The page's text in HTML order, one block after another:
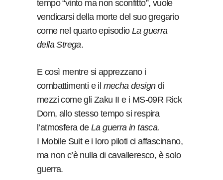
tempo “vinto ma non sconfitto”, vuole
vendicarsi della morte del suo gregario
come nel quarto episodio La guerra
della Strega.
E così mentre si apprezzano i
combattimenti e il mecha designdi
mezzi come gli Zaku II e i MS-09R Rick
Dom, allo stesso tempo si respira
l’atmosfera deLa guerra in tasca.
I Mobile Suit e i loro piloti ci affascinano,
ma non c’è nulla di cavalleresco, è solo
guerra.